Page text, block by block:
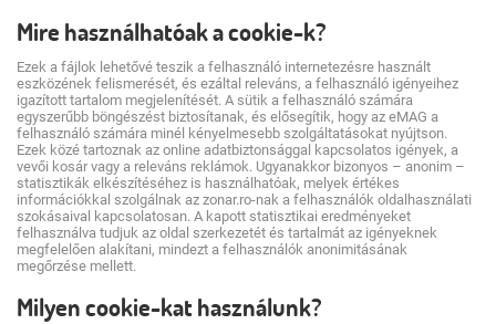
Mire használhatóak a cookie-k?
Ezek a fájlok lehetővé teszik a felhasználó internetezésre használt
eszközének felismerését, és ezáltal releváns, a felhasználó igényeihez
igazított tartalom megjelenítését. A sütik a felhasználó számára
egyszerűbb böngészést biztosítanak, és elősegítik, hogy az eMAG a
felhasználó számára minél kényelmesebb szolgáltatásokat nyújtson.
Ezek közé tartoznak az online adatbiztonsággal kapcsolatos igények, a
vevői kosár vagy a releváns reklámok. Ugyanakkor bizonyos – anonim –
statisztikák elkészítéséhez is használhatóak, melyek értékes
információkkal szolgálnak az zonar.ro-nak a felhasználók oldalhasználati
szokásaival kapcsolatosan. A kapott statisztikai eredményeket
felhasználva tudjuk az oldal szerkezetét és tartalmát az igényeknek
megfelelően alakítani, mindezt a felhasználók anonimitásának
megőrzése mellett.
Milyen cookie-kat használunk?